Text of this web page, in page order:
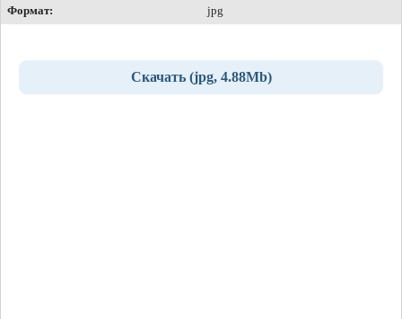
Формат:
jpg
Скачать (jpg, 4.88Mb)